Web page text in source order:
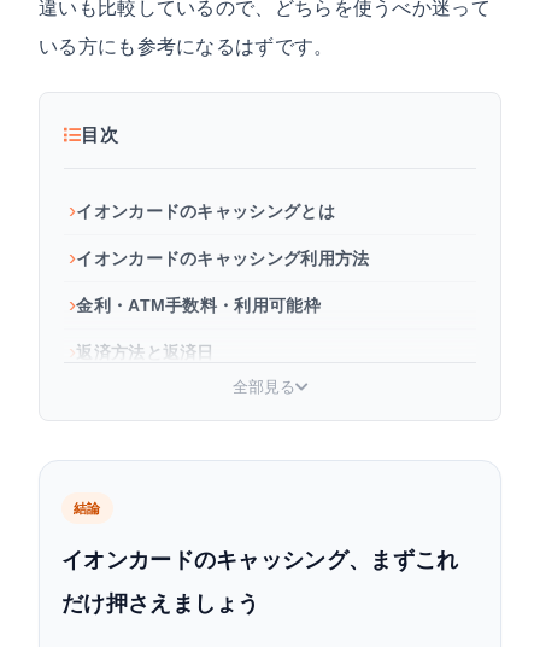
違いも比較しているので、どちらを使うべか迷って
いる方にも参考になるはずです。
目次
イオンカードのキャッシングとは
イオンカードのキャッシング利用方法
金利・ATM手数料・利用可能枠
返済方法と返済日
イオン銀行カードローンとキャッシングはどう違
う？
まとめ：イオンカードのキャッシングを賢く使う
ポイント
全部見る
結論
イオンカードのキャッシング、まずこれ
だけ押さえましょう